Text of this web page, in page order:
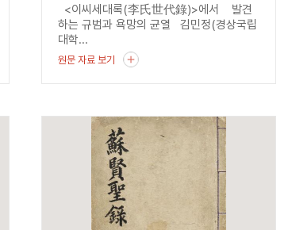
<이씨세대록(李氏世代錄)>에서 발견
하는 규범과 욕망의 균열 김민정(경상국립
대학...
원문 자료 보기